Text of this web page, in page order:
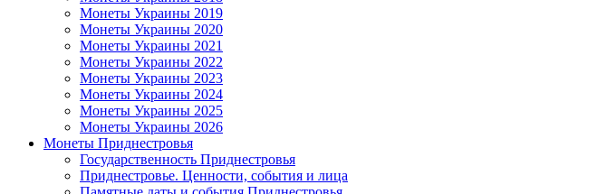
Монеты Украины 2019
Монеты Украины 2020
Монеты Украины 2021
Монеты Украины 2022
Монеты Украины 2023
Монеты Украины 2024
Монеты Украины 2025
Монеты Украины 2026
Монеты Приднестровья
Государственность Приднестровья
Приднестровье. Ценности, события и лица